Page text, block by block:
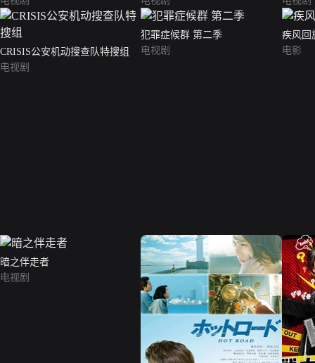
CRISIS公安机动搜查队特搜组
电视剧
犯罪症候群 第二季
电视剧
疾风回
电影
暗之伴走者
电视剧